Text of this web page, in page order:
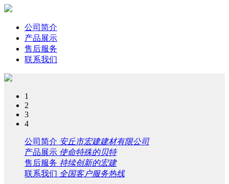
公司简介
产品展示
售后服务
联系我们
1
2
3
4
公司简介 安丘市宏建建材有限公司
产品展示 使命特殊的贝特
售后服务 持续创新的宏建
联系我们 全国客户服务热线